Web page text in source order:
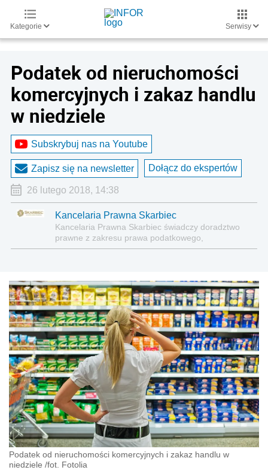
Kategorie Serwisy
Podatek od nieruchomości
komercyjnych i zakaz handlu
w niedziele
Subskrybuj nas na Youtube
Zapisz się na newsletter Dołącz do ekspertów
26 lutego 2018, 14:38
Kancelaria Prawna Skarbiec
Kancelaria Prawna Skarbiec świadczy doradztwo
prawne z zakresu prawa podatkowego,
gospodarczego, cywilnego i karnego.
Podatek od nieruchomości komercyjnych i zakaz handlu w
niedziele /fot. Fotolia